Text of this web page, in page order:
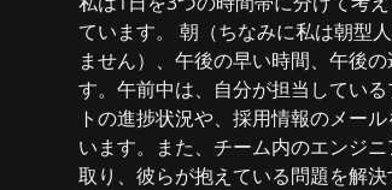
ています。 朝（ちなみに私は朝型
ません）、午後の早い時間、午後
す。午前中は、自分が担当している
トの進捗状況や、採用情報のメー
います。また、チーム内のエンジ
取り、彼らが抱えている問題を解